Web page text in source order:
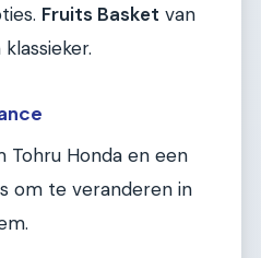
Fruits Basket van
Tohru Honda en een
om te veranderen in